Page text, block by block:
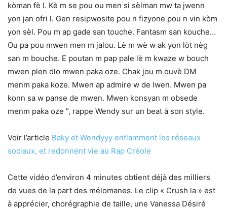
kòman fè l. Kè m se pou ou men si sèlman mw ta jwenn
yon jan ofri l. Gen resipwosite pou n fizyone pou n vin kòm
yon sèl. Pou m ap gade san touche. Fantasm san kouche…
Ou pa pou mwen men m jalou. Lè m wè w ak yon lòt nèg
san m bouche. E poutan m pap pale lè m kwaze w bouch
mwen plen dlo mwen paka oze. Chak jou m ouvè DM
menm paka koze. Mwen ap admire w de lwen. Mwen pa
konn sa w panse de mwen. Mwen konsyan m obsede
menm paka oze ”, rappe Wendy sur un beat à son style.
Voir l’article Baky et Wendyyy enflamment les réseaux
sociaux, et redonnent vie au Rap Créole
Cette vidéo d’environ 4 minutes obtient déjà des milliers
de vues de la part des mélomanes. Le clip « Crush la » est
à apprécier, chorégraphie de taille, une Vanessa Désiré